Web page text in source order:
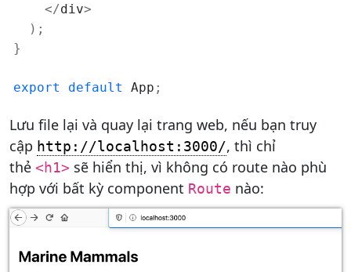
</div>
) ;
}
export default App ;
Lưu file lại và quay lại trang web, nếu bạn truy
cập http://localhost:3000/, thì chỉ
thẻ <h1> sẽ hiển thị, vì không có route nào phù
hợp với bất kỳ component Route nào: